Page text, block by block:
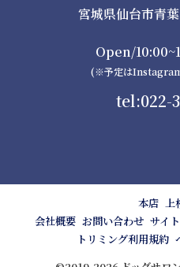
宮城県仙台市青
Open/
(※予定は
tel:022-
本店 上
会社概要 お問い合わせ サイ
トリミング利用規約